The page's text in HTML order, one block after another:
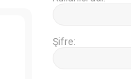
Şifre: